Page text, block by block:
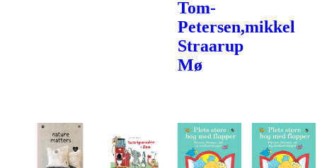
Tom-
Petersen,mikkel
Straarup
Mø